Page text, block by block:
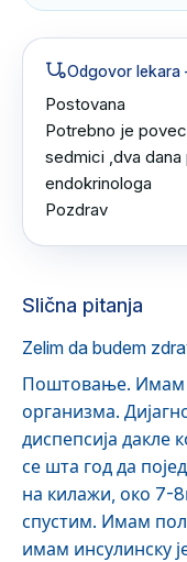
Odgovor lekara
Postovana
Potrebno je
sedmici ,dva
endokrinologa
Pozdrav
Slična pitanja
Zelim da budem
Поштовање. Имам
организма.
диспепсија дакле
се шта год да
на килажи, око 7-
спустим. Имам
имам инсулинску